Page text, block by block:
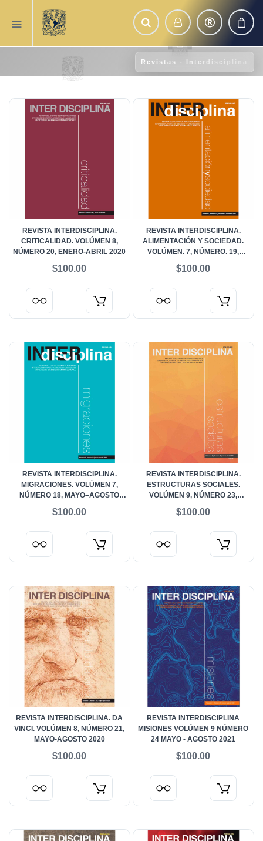
Revistas - Interdisciplina
REVISTA INTERDISCIPLINA.
CRITICALIDAD. VOLÚMEN 8,
NÚMERO 20, ENERO-ABRIL 2020
$100.00
REVISTA INTERDISCIPLINA.
ALIMENTACIÓN Y SOCIEDAD.
VOLÚMEN. 7, NÚMERO. 19,
$100.00
REVISTA INTERDISCIPLINA.
MIGRACIONES. VOLÚMEN 7,
NÚMERO 18, MAYO–AGOSTO
$100.00
REVISTA INTERDISCIPLINA.
ESTRUCTURAS SOCIALES.
VOLÚMEN 9, NÚMERO 23,
$100.00
REVISTA INTERDISCIPLINA. DA
VINCI. VOLÚMEN 8, NÚMERO 21,
MAYO-AGOSTO 2020
$100.00
REVISTA INTERDISCIPLINA
MISIONES VOLÚMEN 9 NÚMERO
24 MAYO - AGOSTO 2021
$100.00